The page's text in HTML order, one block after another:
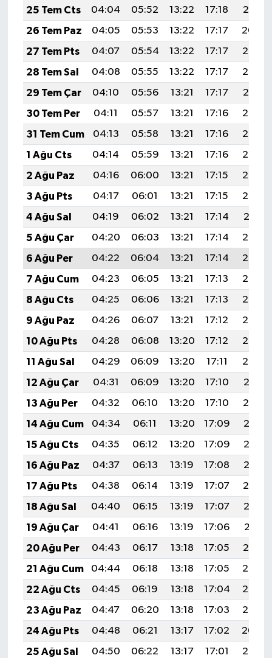
25 Tem Cts
04:04 05:52 13:22 17:18
20:41
26 Tem Paz
04:05 05:53 13:22 17:17
20:40
27 Tem Pts
04:07 05:54 13:22 17:17
20:39
28 Tem Sal
04:08 05:55 13:22 17:17
20:38
29 Tem Çar
04:10 05:56 13:21 17:17
20:37
30 Tem Per
04:11 05:57 13:21 17:16
20:36
31 Tem Cum
04:13 05:58 13:21 17:16
20:35
1 Ağu Cts
04:14 05:59 13:21 17:16
20:34
2 Ağu Paz
04:16 06:00 13:21 17:15
20:33
3 Ağu Pts
04:17 06:01 13:21 17:15
20:32
4 Ağu Sal
04:19 06:02 13:21 17:14
20:31
5 Ağu Çar
04:20 06:03 13:21 17:14
20:30
6 Ağu Per
04:22 06:04 13:21 17:14
20:28
7 Ağu Cum
04:23 06:05 13:21 17:13
20:27
8 Ağu Cts
04:25 06:06 13:21 17:13
20:26
9 Ağu Paz
04:26 06:07 13:21 17:12
20:25
10 Ağu Pts
04:28 06:08 13:20 17:12
20:23
11 Ağu Sal
04:29 06:09 13:20 17:11
20:22
12 Ağu Çar
04:31 06:09 13:20 17:10
20:21
13 Ağu Per
04:32 06:10 13:20 17:10
20:19
14 Ağu Cum
04:34 06:11 13:20 17:09
20:18
15 Ağu Cts
04:35 06:12 13:20 17:09
20:17
16 Ağu Paz
04:37 06:13 13:19 17:08
20:15
17 Ağu Pts
04:38 06:14 13:19 17:07
20:14
18 Ağu Sal
04:40 06:15 13:19 17:07
20:12
19 Ağu Çar
04:41 06:16 13:19 17:06
20:11
20 Ağu Per
04:43 06:17 13:18 17:05
20:10
21 Ağu Cum
04:44 06:18 13:18 17:05
20:08
22 Ağu Cts
04:45 06:19 13:18 17:04
20:07
23 Ağu Paz
04:47 06:20 13:18 17:03
20:05
24 Ağu Pts
04:48 06:21 13:17 17:02
20:04
25 Ağu Sal
04:50 06:22 13:17 17:01 20:02